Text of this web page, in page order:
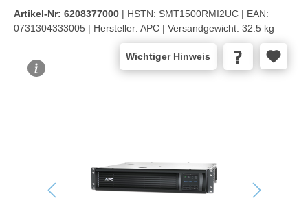
Artikel-Nr: 6208377000 | HSTN: SMT1500RMI2UC | EAN:
0731304333005 | Hersteller: APC | Versandgewicht: 32.5 kg
Wichtiger Hinweis